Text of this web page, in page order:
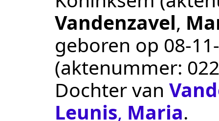
Vandenzavel,
geboren op
(aktenummer: 022
Dochter van
Leunis, Maria.